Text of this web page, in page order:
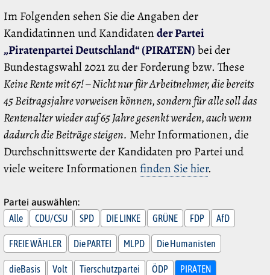
Im Folgenden sehen Sie die Angaben der
Kandidatinnen und Kandidatender Partei
„Piratenpartei Deutschland“ (PIRATEN)bei der
Bundestagswahl 2021 zu der Forderung bzw. These
Keine Rente mit 67! – Nicht nur für Arbeitnehmer, die bereits
45 Beitragsjahre vorweisen können, sondern für alle soll das
Rentenalter wieder auf 65 Jahre gesenkt werden, auch wenn
dadurch die Beiträge steigen. Mehr Informationen, die
Durchschnittswerte der Kandidaten pro Partei und
viele weitere Informationen finden Sie hier.
Partei auswählen:
Alle
CDU/CSU SPD DIE LINKE GRÜNE FDP AfD
FREIE WÄHLER Die PARTEI MLPD Die Humanisten
dieBasis Volt Tierschutzpartei ÖDP PIRATEN